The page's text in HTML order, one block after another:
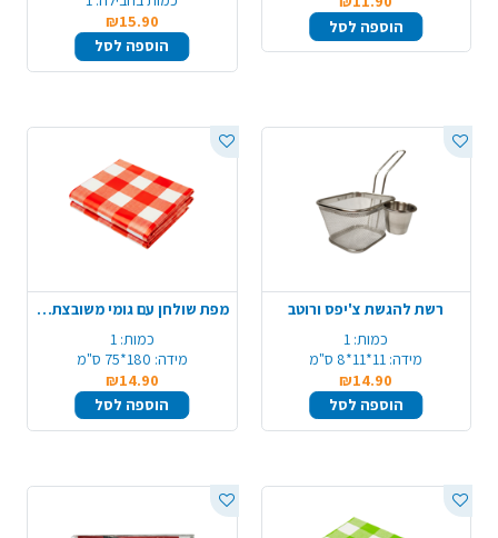
הוספה לסל
₪15.90
הוספה לסל
רשת להגשת צ'יפס ורוטב
כמות: 1
מידה: 11*11*8 ס"מ
₪14.90
הוספה לסל
מפת שולחן עם גומי משובצת - אדום
כמות: 1
מידה: 180*75 ס"מ
₪14.90
הוספה לסל